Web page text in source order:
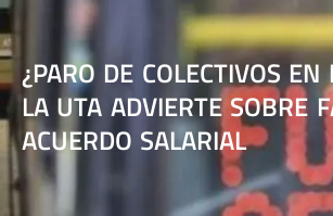
¿PARO DE COLECTIVOS
LA UTA ADVIERTE SOBRE
ACUERDO SALARIAL